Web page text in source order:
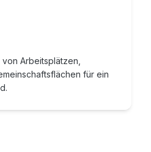
Arbeitsplätzen,
für ein